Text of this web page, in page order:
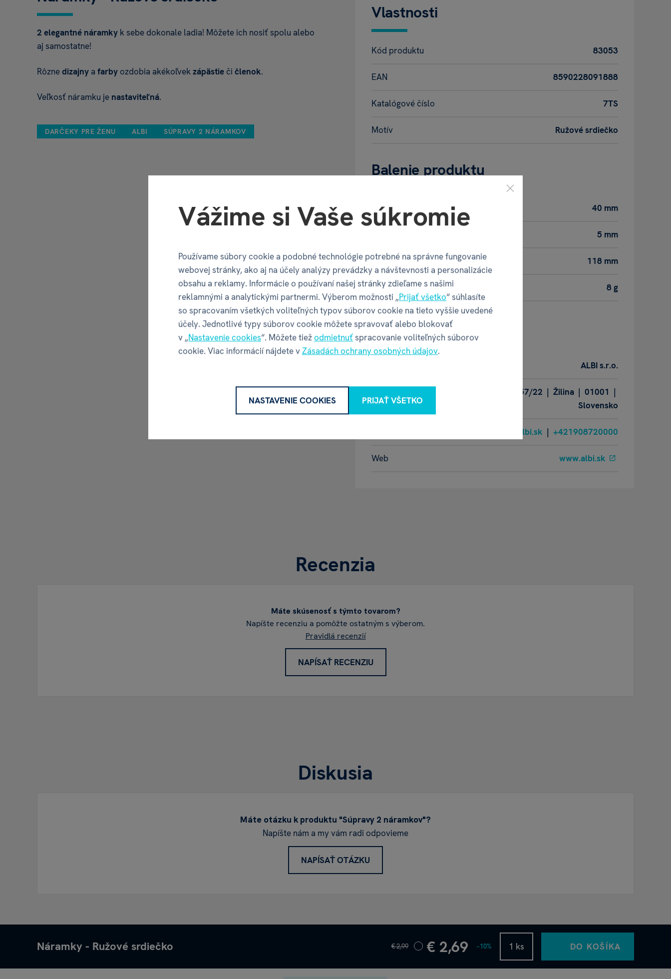
2 elegantné náramky k sebe dokonale ladia! Môžete ich nosiť spolu alebo
aj samostatne!
Rôznedizajny a farby ozdobia akékoľvekzápästie či členok.
Veľkosť náramku je nastaviteľná.
DARČEKY PRE ŽENU ALBI SÚPRAVY 2 NÁRAMKOV
Vlastnosti
Kód produktu 83053
EAN 8590228091888
Katalógové číslo 7TS
Motív Ružové srdiečko
Balenie produktu
Šírka balenia 40 mm
5 mm
Výška balenia 118 mm
Váha balenia 8 g
GPSR - Výrobca
ALBI s.r.o.
Oravská ulica 8557/22 | Žilina | 01001 |
Slovensko
albi@albi.sk | +421908720000
Web www.albi.sk
Recenzia
Máte skúsenosť s týmto tovarom?
Napíšte recenziu a pomôžte ostatným s výberom.
Pravidlá recenzií
NAPÍSAŤ RECENZIU
Diskusia
Máte otázku k produktu "Súpravy 2 náramkov"?
Napíšte nám a my vám radi odpovieme
NAPÍSAŤ OTÁZKU
Náramky - Ružové srdiečko € 2,99 € 2,69 −10% DO KOŠÍKA
Vážime si Vaše súkromie
Používame súbory cookie a podobné technológie potrebné na správne fungovanie
webovej stránky, ako aj na účely analýzy prevádzky a návštevnosti a personalizácie
obsahu a reklamy. Informácie o používaní našej stránky zdieľame s našimi
reklamnými a analytickými partnermi. Výberom možnosti „Prijať všetko“ súhlasíte
so spracovaním všetkých voliteľných typov súborov cookie na tieto vyššie uvedené
účely. Jednotlivé typy súborov cookie môžete spravovať alebo blokovať
v „Nastavenie cookies“. Môžete tiežodmietnuťspracovanie voliteľných súborov
cookie. Viac informácií nájdete vZásadách ochrany osobných údajov.
NASTAVENIE COOKIES PRIJAŤ VŠETKO